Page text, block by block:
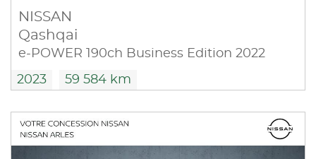
NISSAN
Qashqai
e-POWER 190ch Business Edition 2022
2023 59 584 km